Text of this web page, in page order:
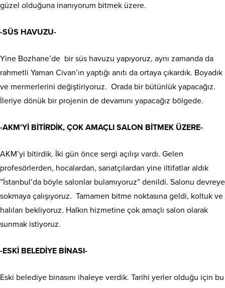
güzel olduğuna inanıyorum bitmek üzere.
-SÜS HAVUZU-
Yine Bozhane’de bir süs havuzu yapıyoruz, aynı zamanda da
rahmetli Yaman Civan’ın yaptığı anıtı da ortaya çıkardık. Boyadık
ve mermerlerini değiştiriyoruz. Orada bir bütünlük yapacağız.
İleriye dönük bir projenin de devamını yapacağız bölgede.
-AKM’Yİ BİTİRDİK, ÇOK AMAÇLI SALON BİTMEK ÜZERE-
AKM’yi bitirdik. İki gün önce sergi açılışı vardı. Gelen
profesörlerden, hocalardan, sanatçılardan yine iltifatlar aldık
”İstanbul’da böyle salonlar bulamıyoruz” denildi. Salonu devreye
sokmaya çalışıyoruz. Tamamen bitme noktasına geldi, koltuk ve
halıları bekliyoruz. Halkın hizmetine çok amaçlı salon olarak
sunmak istiyoruz.
-ESKİ BELEDİYE BİNASI-
Eski belediye binasını ihaleye verdik. Tarihi yerler olduğu için bu